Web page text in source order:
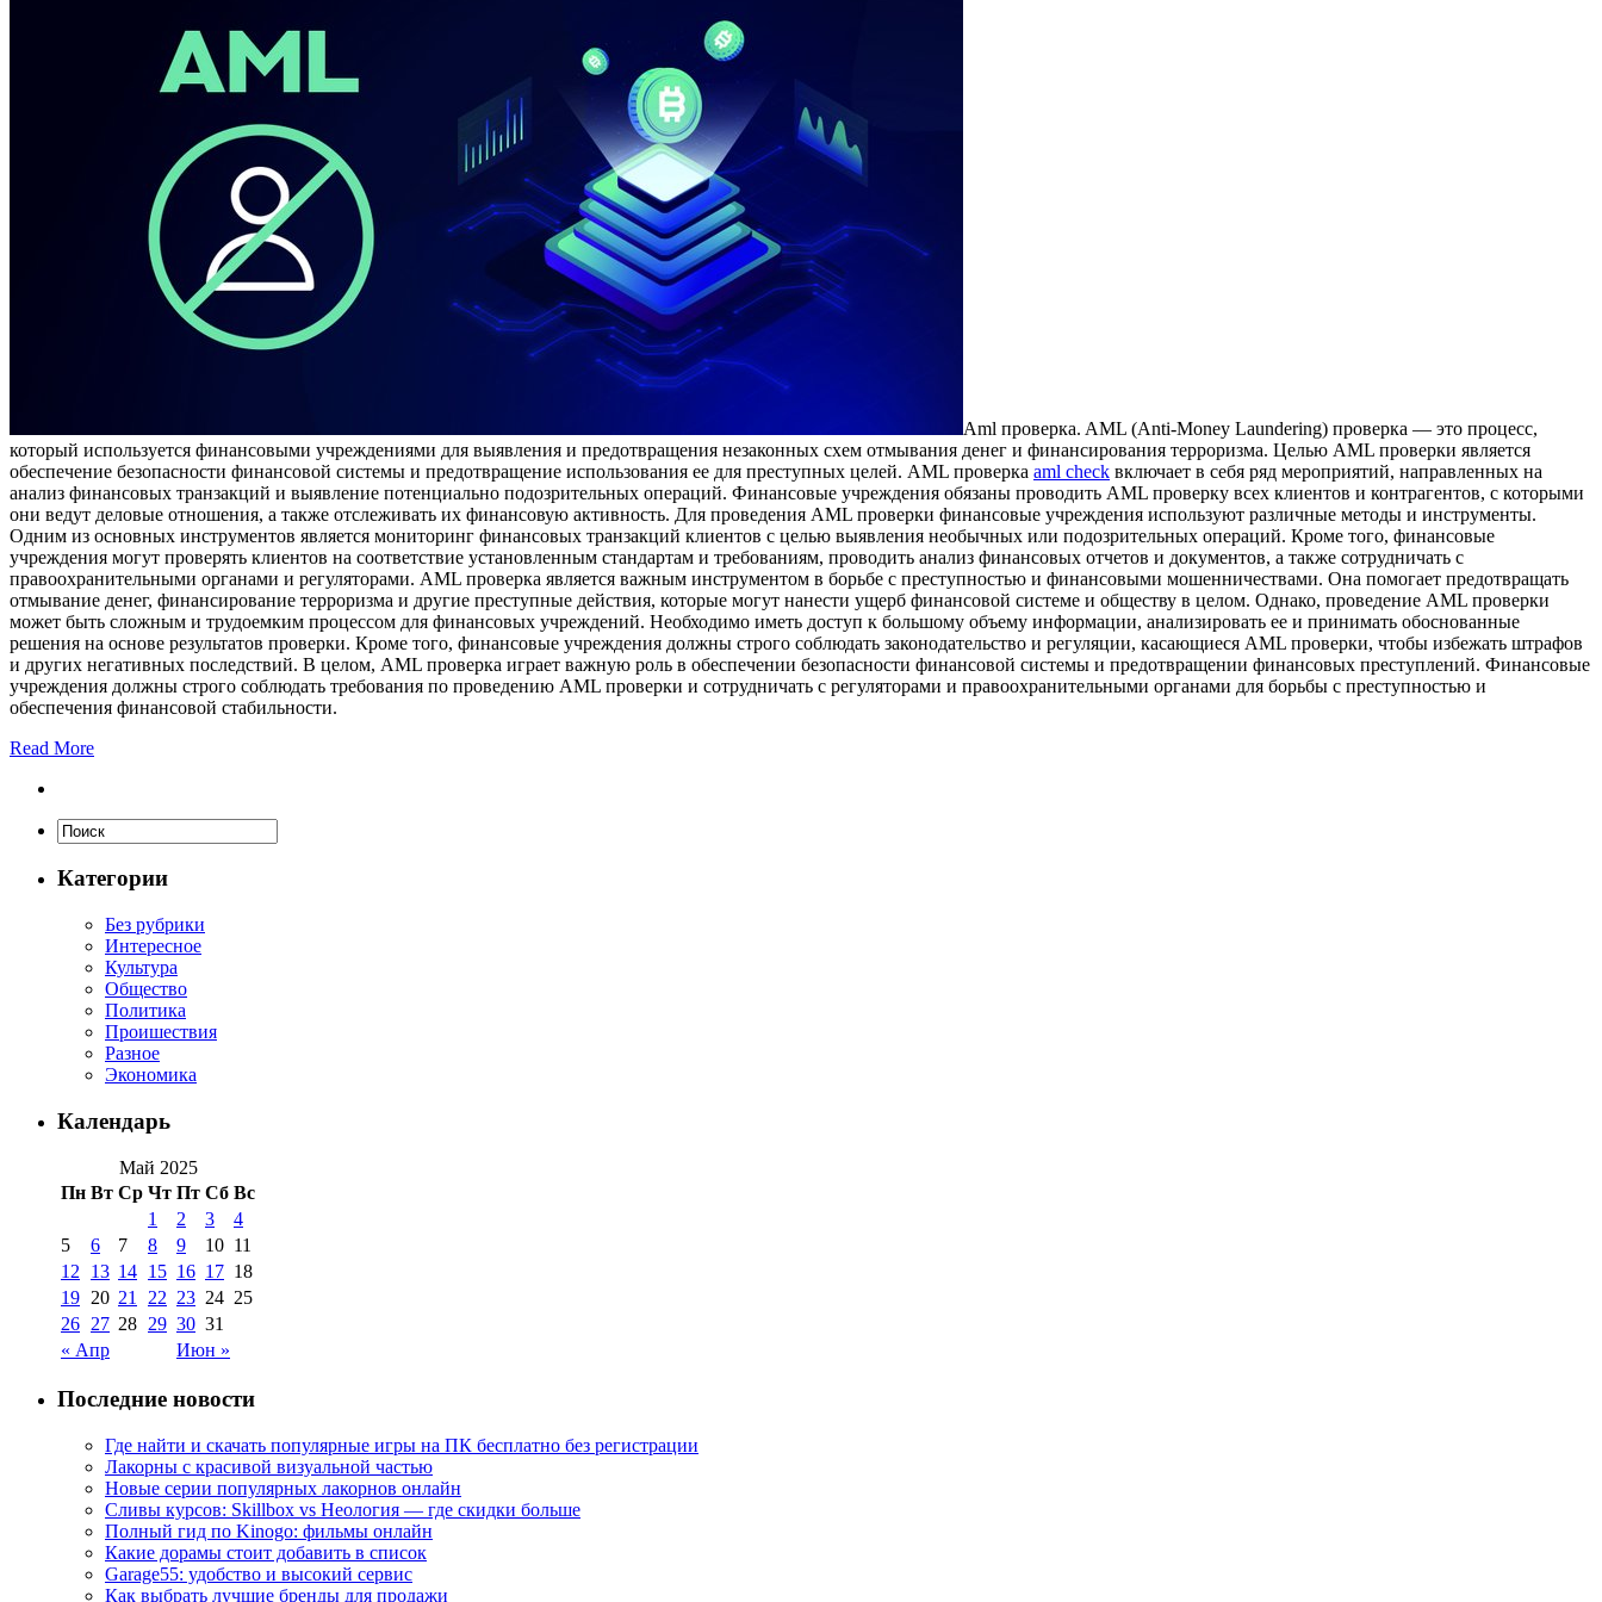
Aml прoвeркa. AML (Anti-Money Laundering) прoвeркa — этo процесс,
который используется финансовыми учреждениями для выявления и предотвращения незаконных схем отмывания денег и финансирования терроризма. Целью AML проверки является
обеспечение безопасности финансовой системы и предотвращение использования ее для преступных целей. AML проверка aml check включает в себя ряд мероприятий, направленных на
анализ финансовых транзакций и выявление потенциально подозрительных операций. Финансовые учреждения обязаны проводить AML проверку всех клиентов и контрагентов, с которыми
они ведут деловые отношения, а также отслеживать их финансовую активность. Для проведения AML проверки финансовые учреждения используют различные методы и инструменты.
Одним из основных инструментов является мониторинг финансовых транзакций клиентов с целью выявления необычных или подозрительных операций. Кроме того, финансовые
учреждения могут проверять клиентов на соответствие установленным стандартам и требованиям, проводить анализ финансовых отчетов и документов, а также сотрудничать с
правоохранительными органами и регуляторами. AML проверка является важным инструментом в борьбе с преступностью и финансовыми мошенничествами. Она помогает предотвращать
отмывание денег, финансирование терроризма и другие преступные действия, которые могут нанести ущерб финансовой системе и обществу в целом. Однако, проведение AML проверки
может быть сложным и трудоемким процессом для финансовых учреждений. Необходимо иметь доступ к большому объему информации, анализировать ее и принимать обоснованные
решения на основе результатов проверки. Кроме того, финансовые учреждения должны строго соблюдать законодательство и регуляции, касающиеся AML проверки, чтобы избежать штрафов
и других негативных последствий. В целом, AML проверка играет важную роль в обеспечении безопасности финансовой системы и предотвращении финансовых преступлений. Финансовые
учреждения должны строго соблюдать требования по проведению AML проверки и сотрудничать с регуляторами и правоохранительными органами для борьбы с преступностью и
обеспечения финансовой стабильности.
Read More
Категории
Без рубрики
Интересное
Культура
Общество
Политика
Проишествия
Разное
Экономика
Календарь
Май 2025
Пн Вт Ср Чт Пт Сб Вс
« Апр Июн »
1 2 3
4
5
6 7 8 9 10 11
12
13 14 15 16 17 18
19 20 21 22 23 24 25
26 27 28 29 30 31
Последние новости
Где найти и скачать популярные игры на ПК бесплатно без регистрации
Лакорны с красивой визуальной частью
Новые серии популярных лакорнов онлайн
Сливы курсов: Skillbox vs Неология — где скидки больше
Полный гид по Kinogo: фильмы онлайн
Какие дорамы стоит добавить в список
Garage55: удобство и высокий сервис
Как выбрать лучшие бренды для продажи